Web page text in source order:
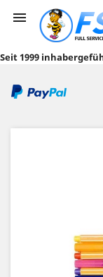

Seit 1999